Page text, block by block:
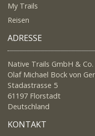
My Trails
Reisen
ADRESSE
Native Trails GmbH & Co.
Olaf Michael Bock von
Stadastrasse 5
61197 Florstadt
Deutschland
KONTAKT